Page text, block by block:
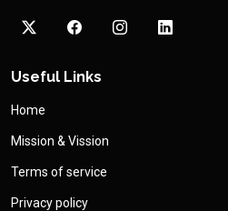
Useful Links
Home
Mission & Vission
Terms of service
Privacy policy